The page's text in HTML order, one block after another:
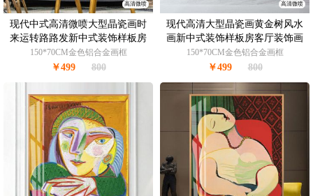
高清微喷
现代中式高清微喷大型晶瓷画时
来运转路路发新中式装饰样板房
客厅装饰画
150*70CM金色铝合金画框
￥499 800
高清微喷
现代高清大型晶瓷画黄金树风水
画新中式装饰样板房客厅装饰画
150*70CM金色铝合金画框
￥499 800